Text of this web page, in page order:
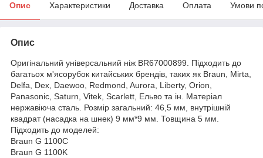
Опис Характеристики Доставка Оплата Умови
Опис
Оригінальний універсальний ніж BR67000899. Підходить до
багатьох м'ясорубок китайських брендів, таких як Braun, Mirta,
Delfa, Dex, Daewoo, Redmond, Aurora, Liberty, Orion,
Panasonic, Saturn, Vitek, Scarlett, Ельво та ін. Матеріал
нержавіюча сталь. Розмір загальний: 46,5 мм, внутрішній
квадрат (насадка на шнек) 9 мм*9 мм. Товщина 5 мм.
Підходить до моделей:
Braun G 1100C
Braun G 1100K